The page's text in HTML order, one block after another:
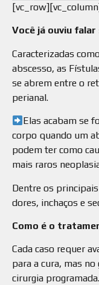
Você já ouviu
Caracterizadas
abscesso, as
se abrem entre o
perianal.
Elas acabam se
corpo quando um
podem ter como
mais raros
Dentre os
dores, inchaços e
Como é o
Cada caso requer
para a cura, mas
cirurgia programada.